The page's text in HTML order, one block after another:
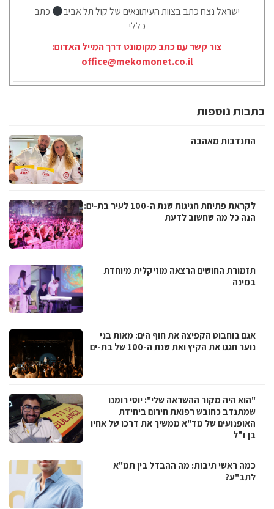
ישראל נצח כתב בצוות העיתונאים של קול תל אביב
כתב
כללי
צור קשר עם כתב מקומונט דרך המייל האדום:
office@mekomonet.co.il
כתבות נוספות
התנדבות מאהבה
לקראת פתיחת חגיגות שנת ה-100 לעיר בת-ים:
הנה כל מה שחשוב לדעת
תזמורת החושים הרצאה מוזיקלית מיוחדת
במינה
אגם בוחבוט הקפיצה את חוף הים: מאות בני
נוער חגגו את הקיץ ואת שנת ה-100 של בת-ים
"הוא היה מקור ההשראה שלי": יוסי רומנו
שמתנדב כחובש רפואת חירום ביחידת
האופנועים של מד"א ממשיך את דרכו של אחיו
בן ז"ל
כמה ראשי תיבות: מה ההבדל בין תמ"א
לתב"ע?